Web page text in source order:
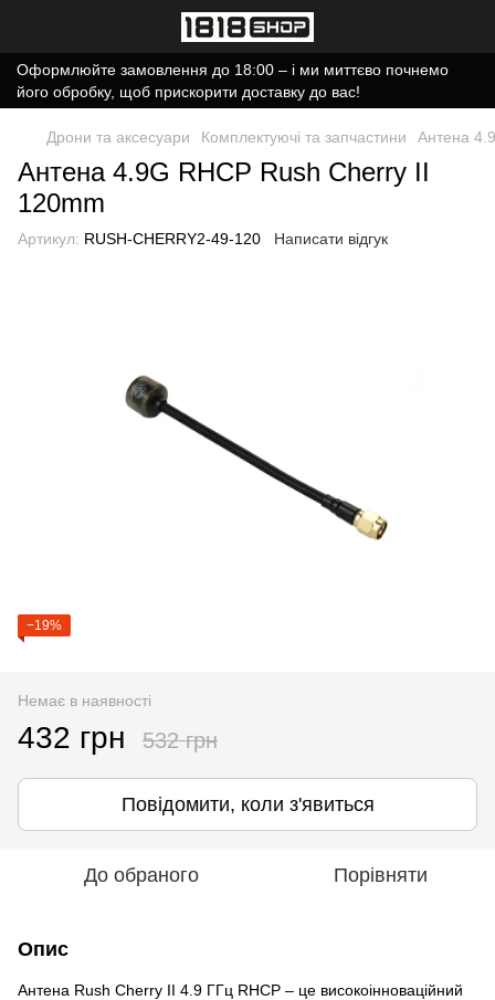
Оформлюйте замовлення до 18:00 – і ми миттєво почнемо
його обробку, щоб прискорити доставку до вас!
Дрони та аксесуари Комплектуючі та запчастини Антена
Антена 4.9G RHCP Rush Cherry II
120mm
Артикул: RUSH-CHERRY2-49-120 Написати відгук
−19%
Немає в наявності
432 грн 532 грн
Повідомити, коли з'явиться
До обраного Порівняти
Опис
Антена Rush Cherry II 4.9 ГГц RHCP – це високоінноваційний